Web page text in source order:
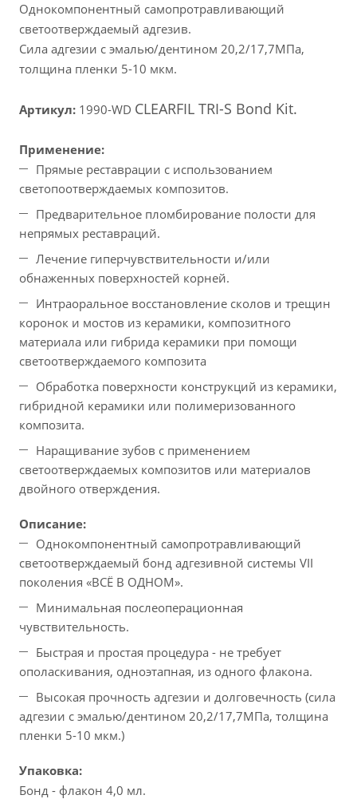
Однокомпонентный самопротравливающий
светоотверждаемый адгезив.
Сила адгезии с эмалью/дентином 20,2/17,7МПа,
толщина пленки 5-10 мкм.
Артикул: 1990-WD CLEARFIL TRI-S Bond Kit.
Применение:
Прямые реставрации с использованием
светопоотверждаемых композитов.
Предварительное пломбирование полости для
непрямых реставраций.
Лечение гиперчувствительности и/или
обнаженных поверхностей корней.
Интраоральное восстановление сколов и трещин
коронок и мостов из керамики, композитного
материала или гибрида керамики при помощи
светоотверждаемого композита
Обработка поверхности конструкций из керамики,
гибридной керамики или полимеризованного
композита.
Наращивание зубов с применением
светоотверждаемых композитов или материалов
двойного отверждения.
Описание:
Однокомпонентный самопротравливающий
светоотверждаемый бонд адгезивной системы VII
поколения «ВСЁ В ОДНОМ».
Минимальная послеоперационная
чувствительность.
Быстрая и простая процедура - не требует
ополаскивания, одноэтапная, из одного флакона.
Высокая прочность адгезии и долговечность (сила
адгезии с эмалью/дентином 20,2/17,7МПа, толщина
пленки 5-10 мкм.)
Упаковка:
Бонд - флакон 4,0 мл.